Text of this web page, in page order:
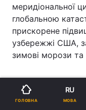
меридіональної
глобальною
прискорене
узбережжі США,
зимові морози
ГОЛОВНА
RU
МОВА